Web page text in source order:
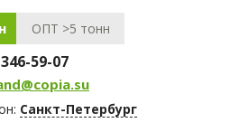
ОПТ >5 тонн
59-07
Санкт-Петербург